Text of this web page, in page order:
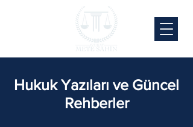
Hukuk Yazıları ve Güncel
Rehberler